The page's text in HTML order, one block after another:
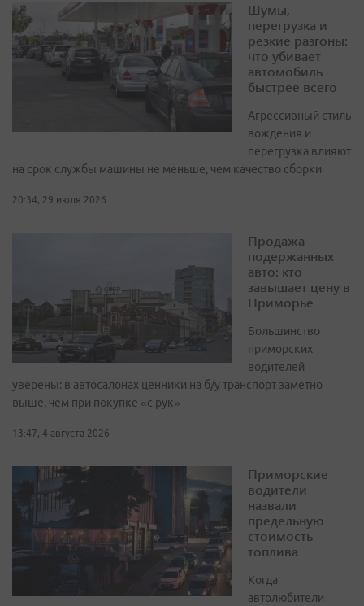
Шумы,
перегрузка и
резкие разгоны:
что убивает
автомобиль
быстрее всего
Агрессивный стиль
вождения и
перегрузка влияют
на срок службы машины не меньше, чем качество сборки
20:34, 29 июля 2026
Продажа
подержанных
авто: кто
завышает цену в
Приморье
Большинство
приморских
водителей
уверены: в автосалонах ценники на б/у транспорт заметно
выше, чем при покупке «с рук»
13:47, 4 августа 2026
Приморские
водители
назвали
предельную
стоимость
топлива
Когда
автолюбители